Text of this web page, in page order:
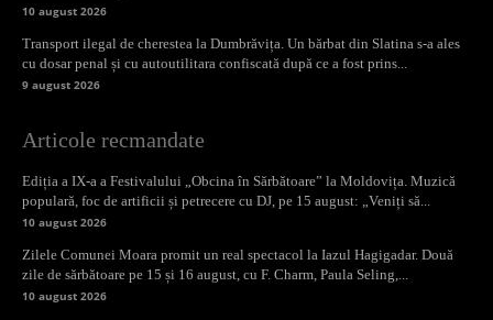
10 august 2026
Transport ilegal de cherestea la Dumbrăvița. Un bărbat din Slatina s-a ales
cu dosar penal și cu autoutilitara confiscată după ce a fost prins...
9 august 2026
Articole recmandate
Ediția a IX-a a Festivalului „Obcina în Sărbătoare” la Moldovița. Muzică
populară, foc de artificii și petrecere cu DJ, pe 15 august: „Veniți să...
10 august 2026
Zilele Comunei Moara promit un real spectacol la Iazul Hagigadar. Două
zile de sărbătoare pe 15 și 16 august, cu F. Charm, Paula Seling,...
10 august 2026